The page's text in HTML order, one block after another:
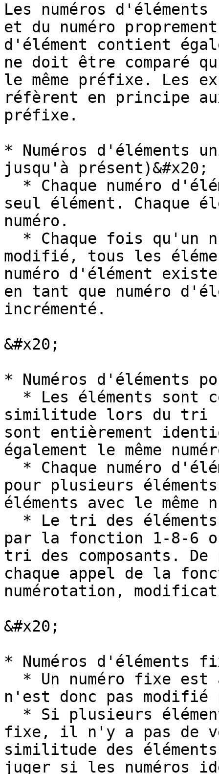
Les numéros
et du numéro
d'élément contient
ne doit être comparé
le même préfixe. Les
réfèrent en principe
préfixe.
* Numéros d'éléments
jusqu'à présent)&#x20;
seul élément. Chaque
numéro.
modifié, tous les
numéro d'élément
en tant que numéro
incrémenté.
&#x20;
* Numéros d'éléments
similitude lors du tri
sont entièrement
également le même
pour plusieurs
éléments avec le même
par la fonction 1-8-6
tri des composants.
chaque appel de la
numérotation,
&#x20;
* Numéros d'éléments
n'est donc pas modifié
fixe, il n'y a pas de
similitude des
juger si les numéros